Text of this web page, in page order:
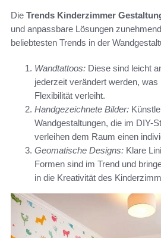
Die Trends Kinderzimmer
und anpassbare Lösungen
beliebtesten Trends in der
Wandtattoos: Diese sind leicht
jederzeit verändert werden, was
Flexibilität verleiht.
Handgezeichnete Bilder:
Wandgestaltungen, die im DIY-
verleihen dem Raum einen
Geomatische Designs: Klare
Formen sind im Trend und
in die Kreativität des